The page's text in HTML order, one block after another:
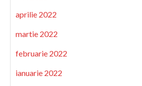
aprilie 2022
martie 2022
februarie 2022
ianuarie 2022